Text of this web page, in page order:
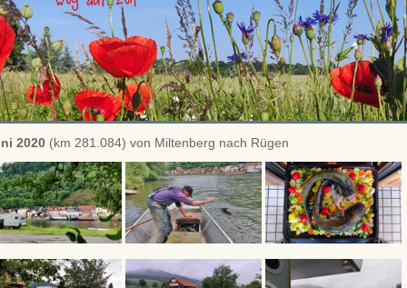
2020 (km 281.084) von Miltenberg nach Rügen